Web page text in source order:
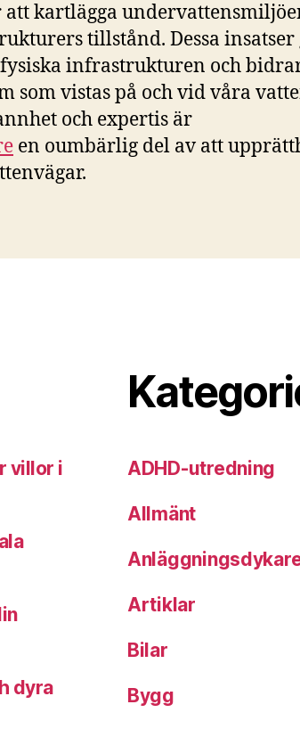
kartlägga
tillstånd. Dessa insatser
infrastrukturen och
som vistas på och vid våra
och expertis är
en oumbärlig del av att
villor i
dyra
ADHD-utredning
Allmänt
Artiklar
Bilar
Bygg